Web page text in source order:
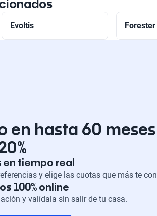
Evoltis Forester
en hasta 60
tiempo real
y elige las cuotas que más te
100% online
y valídala sin salir de tu casa.